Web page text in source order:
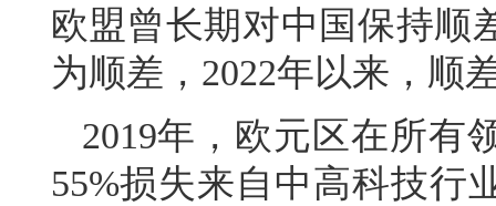
欧盟曾长期对中国保持顺
为顺差，2022年以来，顺
2019年，欧元区在所有
55%损失来自中高科技行